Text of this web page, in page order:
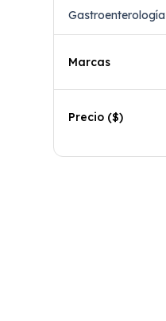
Gastroenterología
Marcas
Precio ($)